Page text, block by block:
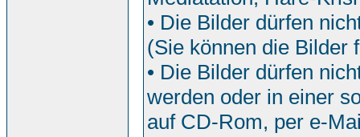
• Die Bilder dürfen
(Sie können die Bilder
• Die Bilder dürfen
werden oder in einer
auf CD-Rom, per e-